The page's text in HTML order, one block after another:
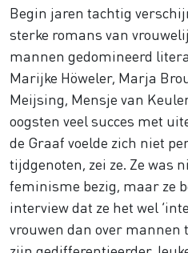
Begin jaren tachtig
sterke romans van
mannen gedomineerd
Marijke Höweler, Marja
Meijsing, Mensje van
oogsten veel succes met
de Graaf voelde zich niet
tijdgenoten, zei ze. Ze was
feminisme bezig, maar ze
interview dat ze het wel
vrouwen dan over mannen